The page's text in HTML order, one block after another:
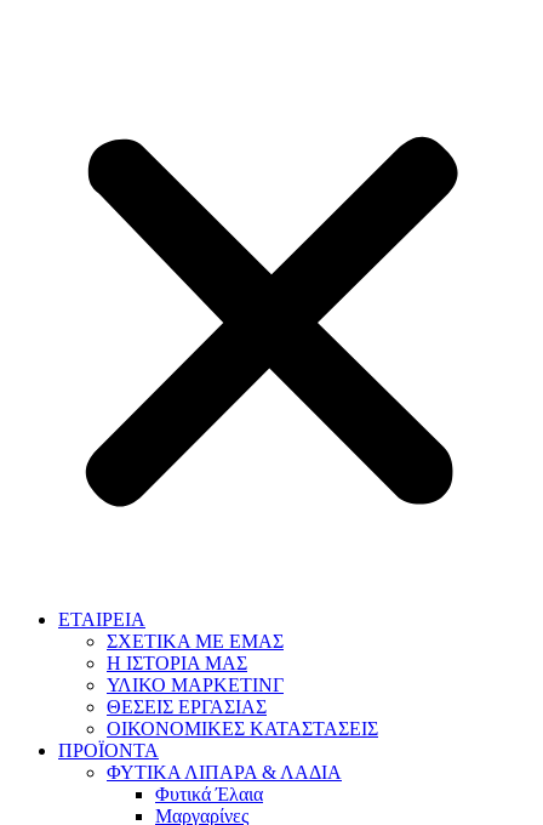
ΕΤΑΙΡΕΙΑ
ΣΧΕΤΙΚΑ ΜΕ ΕΜΑΣ
Η ΙΣΤΟΡΙΑ ΜΑΣ
ΥΛΙΚΟ ΜΑΡΚΕΤΙΝΓ
ΘΕΣΕΙΣ ΕΡΓΑΣΙΑΣ
ΟΙΚΟΝΟΜΙΚΕΣ ΚΑΤΑΣΤΑΣΕΙΣ
ΠΡΟΪΟΝΤΑ
ΦΥΤΙΚΑ ΛΙΠΑΡΑ & ΛΑΔΙΑ
Φυτικά Έλαια
Μαργαρίνες